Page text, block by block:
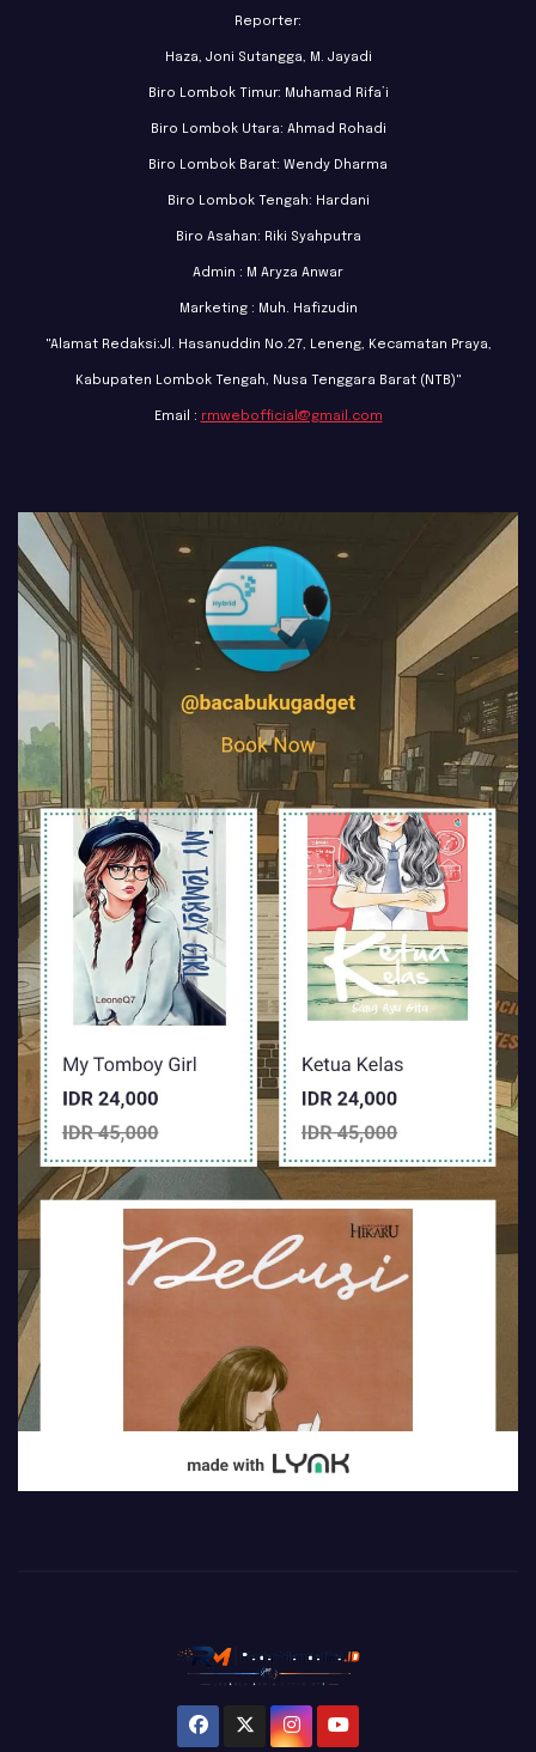
Reporter:
Haza, Joni Sutangga, M. Jayadi
Biro Lombok Timur: Muhamad Rifa’i
Biro Lombok Utara: Ahmad Rohadi
Biro Lombok Barat: Wendy Dharma
Biro Lombok Tengah: Hardani
Biro Asahan: Riki Syahputra
Admin : M Aryza Anwar
Marketing : Muh. Hafizudin
"Alamat Redaksi:Jl. Hasanuddin No.27, Leneng, Kecamatan Praya,
Kabupaten Lombok Tengah, Nusa Tenggara Barat (NTB)"
Email : rmwebofficial@gmail.com